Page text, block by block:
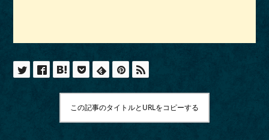
この記事のタイトルとURLをコピーする